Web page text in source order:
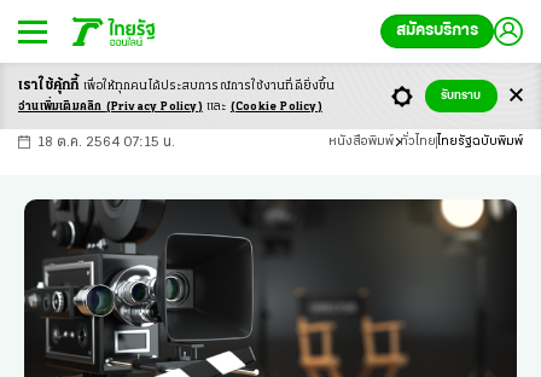
สมัครบริการ
-ก ก ก+
18 ต.ค. 2564 07:15 น. หนังสือพิมพ์ ทั่วไทย ไทยรัฐฉบับพิมพ์
เราใช้คุ้กกี้ เพื่อให้ทุกคนได้ประสบการณ์การใช้งานที่ดียิ่งขึ้น
อ่านเพิ่มเติมคลิก (Privacy Policy) และ (Cookie Policy)
รับทราบ